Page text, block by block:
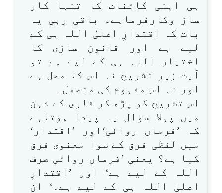
ہی اپنی کائنات کا تنہا کار
ساز وکارفرماہے۔ باقی رہی یہ
بات کہ اقتدارِ اعلیٰ اللہ ہی کے
لیے ہے اور قانون سازی کا
اختیار اللہ ہی کے لیے ہے تو
آیت زیر تشریح نہ اس کا محل ہے
اور نہ اس مفہوم کی متحمل۔
اس تشریح کو پڑھ کر قاری کے ذہن
میں پہلا سوال یہ پیدا ہوتاہے
کہ ’فرماں روائی‘اور ’اقتدار‘
میں لفظی فرق کے سوا معنوی فرق
کیا ہے؟ یعنی ’فرماں روائی صرف
اللہ کے لیے ہے‘ اور ’اقتدارِ
اعلیٰ اللہ ہی کے لیے ہے۔‘ ان